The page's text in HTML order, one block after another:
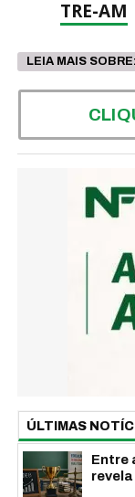
TRE-AM
LEIA MAIS SOBRE:
ÚLTIMAS
Entre
revela